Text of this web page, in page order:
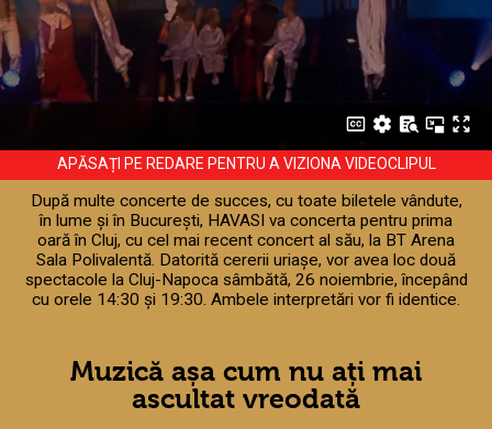
APĂSAȚI PE REDARE PENTRU A VIZIONA VIDEOCLIPUL
După multe concerte de succes, cu toate biletele vândute,
în lume și în București, HAVASI va concerta pentru prima
oară în Cluj, cu cel mai recent concert al său, la BT Arena
Sala Polivalentă. Datorită cererii uriașe, vor avea loc două
spectacole la Cluj-Napoca sâmbătă, 26 noiembrie, începând
cu orele 14:30 și 19:30. Ambele interpretări vor fi identice.
Muzică așa cum nu ați mai
ascultat vreodată